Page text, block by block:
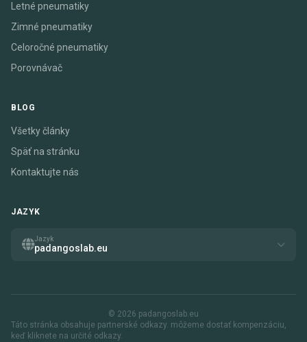
Letné pneumatiky
Zimné pneumatiky
Celoročné pneumatiky
Porovnávač
BLOG
Všetky články
Späť na stránku
Kontaktujte nás
JAZYK
Jazyk
padangoslab.eu
© 2026 padangoslab.eu
Táto stránka obsahuje partnerské odkazy. môžeme dostať kompenzáciu,
keď kliknete na určité odkazy.